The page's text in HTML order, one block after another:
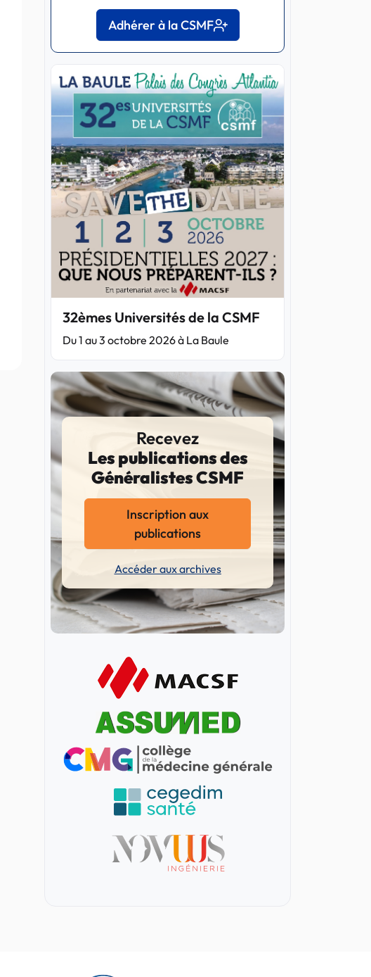
Adhérer à la CSMF
32èmes Universités de la CSMF
Du 1 au 3 octobre 2026 à La Baule
Recevez
Les publications des
Généralistes CSMF
Inscription aux
publications
Accéder aux archives